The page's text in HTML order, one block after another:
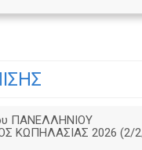
ΠΑΝΕΛΛΗΝΙΟΥ
ΚΩΠΗΛΑΣΙΑΣ 2026 (2/